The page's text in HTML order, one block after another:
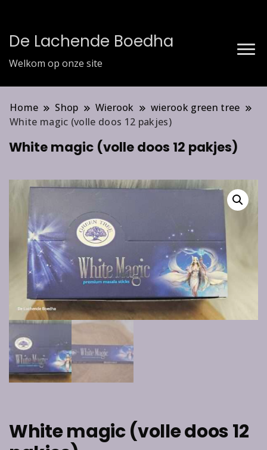
De Lachende Boedha
Welkom op onze site
Home Shop Wierook
wierook green tree
White magic (volle doos 12 pakjes)
White magic (volle doos 12 pakjes)
White magic (volle doos 12